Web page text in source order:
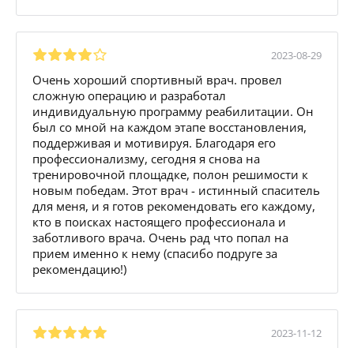
2023-08-29
Очень хороший спортивный врач. провел
сложную операцию и разработал
индивидуальную программу реабилитации. Он
был со мной на каждом этапе восстановления,
поддерживая и мотивируя. Благодаря его
профессионализму, сегодня я снова на
тренировочной площадке, полон решимости к
новым победам. Этот врач - истинный спаситель
для меня, и я готов рекомендовать его каждому,
кто в поисках настоящего профессионала и
заботливого врача. Очень рад что попал на
прием именно к нему (спасибо подруге за
рекомендацию!)
2023-11-12